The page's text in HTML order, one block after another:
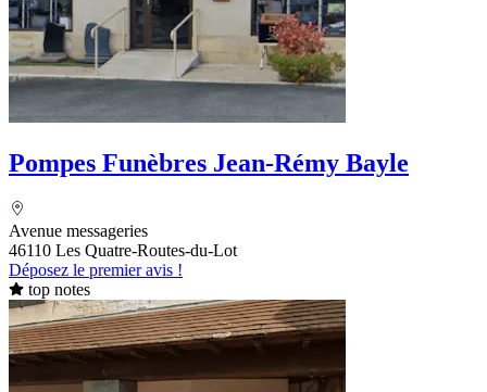
Pompes Funèbres Jean-Rémy Bayle
Avenue messageries
46110 Les Quatre-Routes-du-Lot
Déposez le premier avis !
top notes